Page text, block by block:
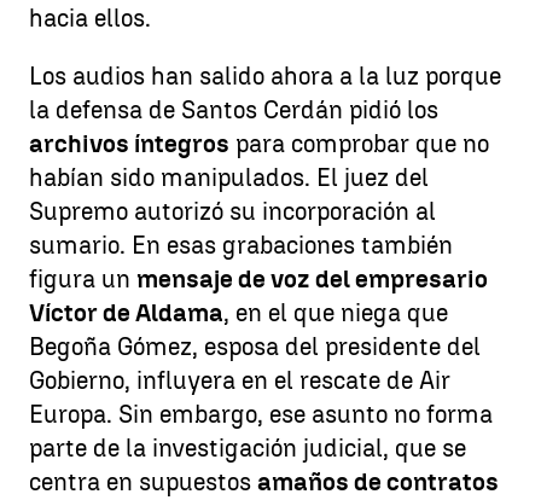
hacia ellos.
Los audios han salido ahora a la luz porque
la defensa de Santos Cerdán pidió los
archivos íntegros para comprobar que no
habían sido manipulados. El juez del
Supremo autorizó su incorporación al
sumario. En esas grabaciones también
figura un mensaje de voz del empresario
Víctor de Aldama, en el que niega que
Begoña Gómez, esposa del presidente del
Gobierno, influyera en el rescate de Air
Europa. Sin embargo, ese asunto no forma
parte de la investigación judicial, que se
centra en supuestos amaños de contratos